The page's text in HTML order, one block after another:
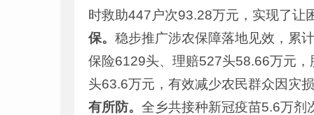
时救助447户次93.28万元，实现了让
保。 稳步推广涉农保障落地见效，累
保险6129头、理赔527头58.66万元
头63.6万元，有效减少农民群众因灾
有所防。 全乡共接种新冠疫苗5.6万剂